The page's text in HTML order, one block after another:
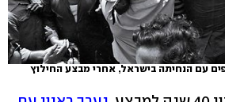
עם הנחיתה בישראל, אחרי מבצע החילוץ